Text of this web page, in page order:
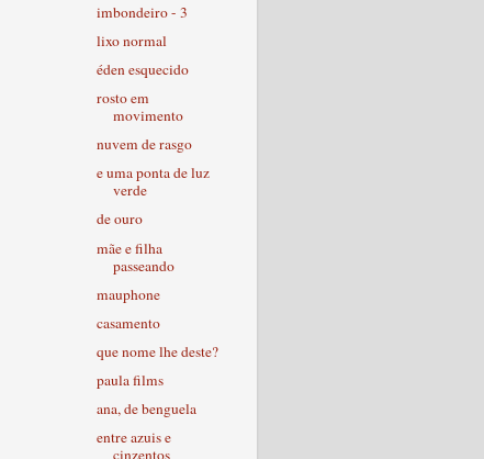
imbondeiro - 3
lixo normal
éden esquecido
rosto em
movimento
nuvem de rasgo
e uma ponta de luz
verde
de ouro
mãe e filha
passeando
mauphone
casamento
que nome lhe deste?
paula films
ana, de benguela
entre azuis e
cinzentos